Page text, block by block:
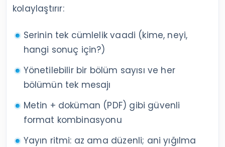
kolaylaştırır:
Serinin tek cümlelik vaadi (kime, neyi,
hangi sonuç için?)
Yönetilebilir bir bölüm sayısı ve her
bölümün tek mesajı
Metin + doküman (PDF) gibi güvenli
format kombinasyonu
Yayın ritmi: az ama düzenli; ani yığılma